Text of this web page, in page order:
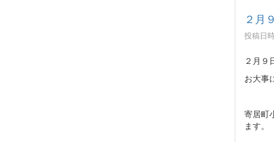
２月
投稿日
２月９
お大事
寄居町
ます。